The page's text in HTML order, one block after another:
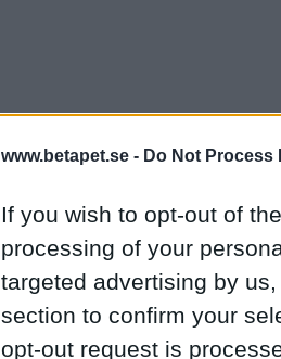
www.betapet.se - Do Not Process
If you wish to opt-out of
processing of your
targeted advertising by
section to confirm your
opt-out request is